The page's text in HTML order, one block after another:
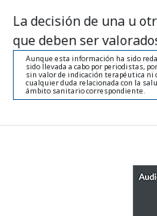
La decisión de una u
que deben ser
Aunque esta información ha sido
sido llevada a cabo por periodistas,
sin valor de indicación terapéutica ni
cualquier duda relacionada con la
ámbito sanitario correspondiente.